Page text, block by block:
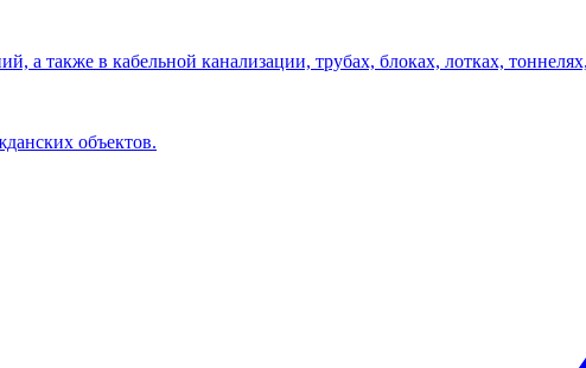
а также в кабельной канализации, трубах, блоках, лотках,
объектов.